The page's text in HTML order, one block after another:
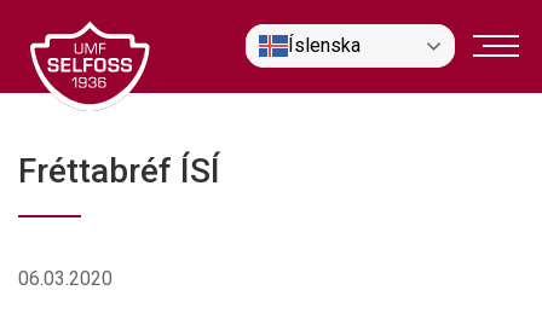
efni
Íslenska
Fréttabréf ÍSÍ
06.03.2020